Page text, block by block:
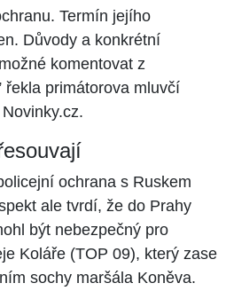
Termín jejího
Důvody a konkrétní
komentovat z
řekla primátorova mluvčí
ochrana s Ruskem
ale tvrdí, že do Prahy
být nebezpečný pro
Koláře (TOP 09), který zase
sochy maršála Koněva.